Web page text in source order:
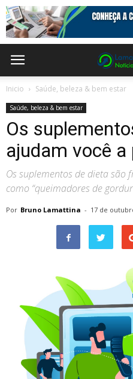
Inicio Saúde, beleza & bem estar
Saúde, beleza & bem estar
Os
ajudam você a
Os suplementos de dieta são
como “queimadores de
Por Bruno Lamattina - 17 de